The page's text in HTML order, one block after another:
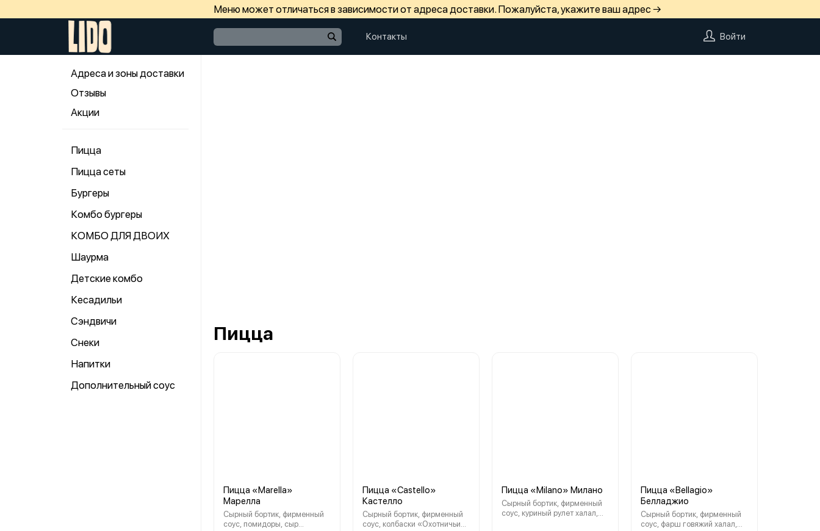
Меню может отличаться в зависимости от адреса доставки. Пожалуйста, укажите ваш адрес →
Контакты Войти
Адреса и зоны доставки
Отзывы
Акции
Пицца
Пицца сеты
Бургеры
Комбо бургеры
КОМБО ДЛЯ ДВОИХ
Шаурма
Детские комбо
Кесадильи
Сэндвичи
Снеки
Напитки
Дополнительный соус
Пицца
Пицца «Marella»
Марелла
Сырный бортик, фирменный
соус, помидоры, сыр
Пицца «Castello»
Кастелло
Сырный бортик, фирменный
соус, колбаски «Охотничьи»
Пицца «Milano» Милано
Сырный бортик, фирменный
соус, куриный рулет халал,
Пицца «Bellagio»
Белладжио
Сырный бортик, фирменный
соус, фарш говяжий халал,